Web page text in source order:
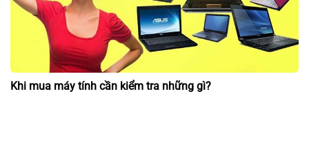
Khi mua máy tính cần kiểm tra những gì?